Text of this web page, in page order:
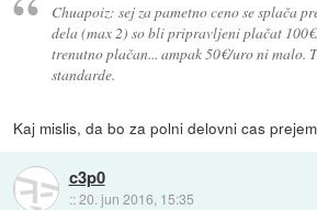
Chuapoiz: sej za pametno ceno se splača
dela (max 2) so bli pripravljeni plačat
trenutno plačan... ampak 50€/uro ni malo.
standarde.
Kaj mislis, da bo za polni delovni cas
c3p0
::20. jun 2016, 15:35